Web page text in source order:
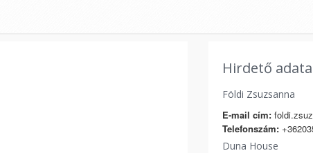
Hirdető
Földi Zsuzsanna
E-mail cím:
Telefonszám:
Duna House